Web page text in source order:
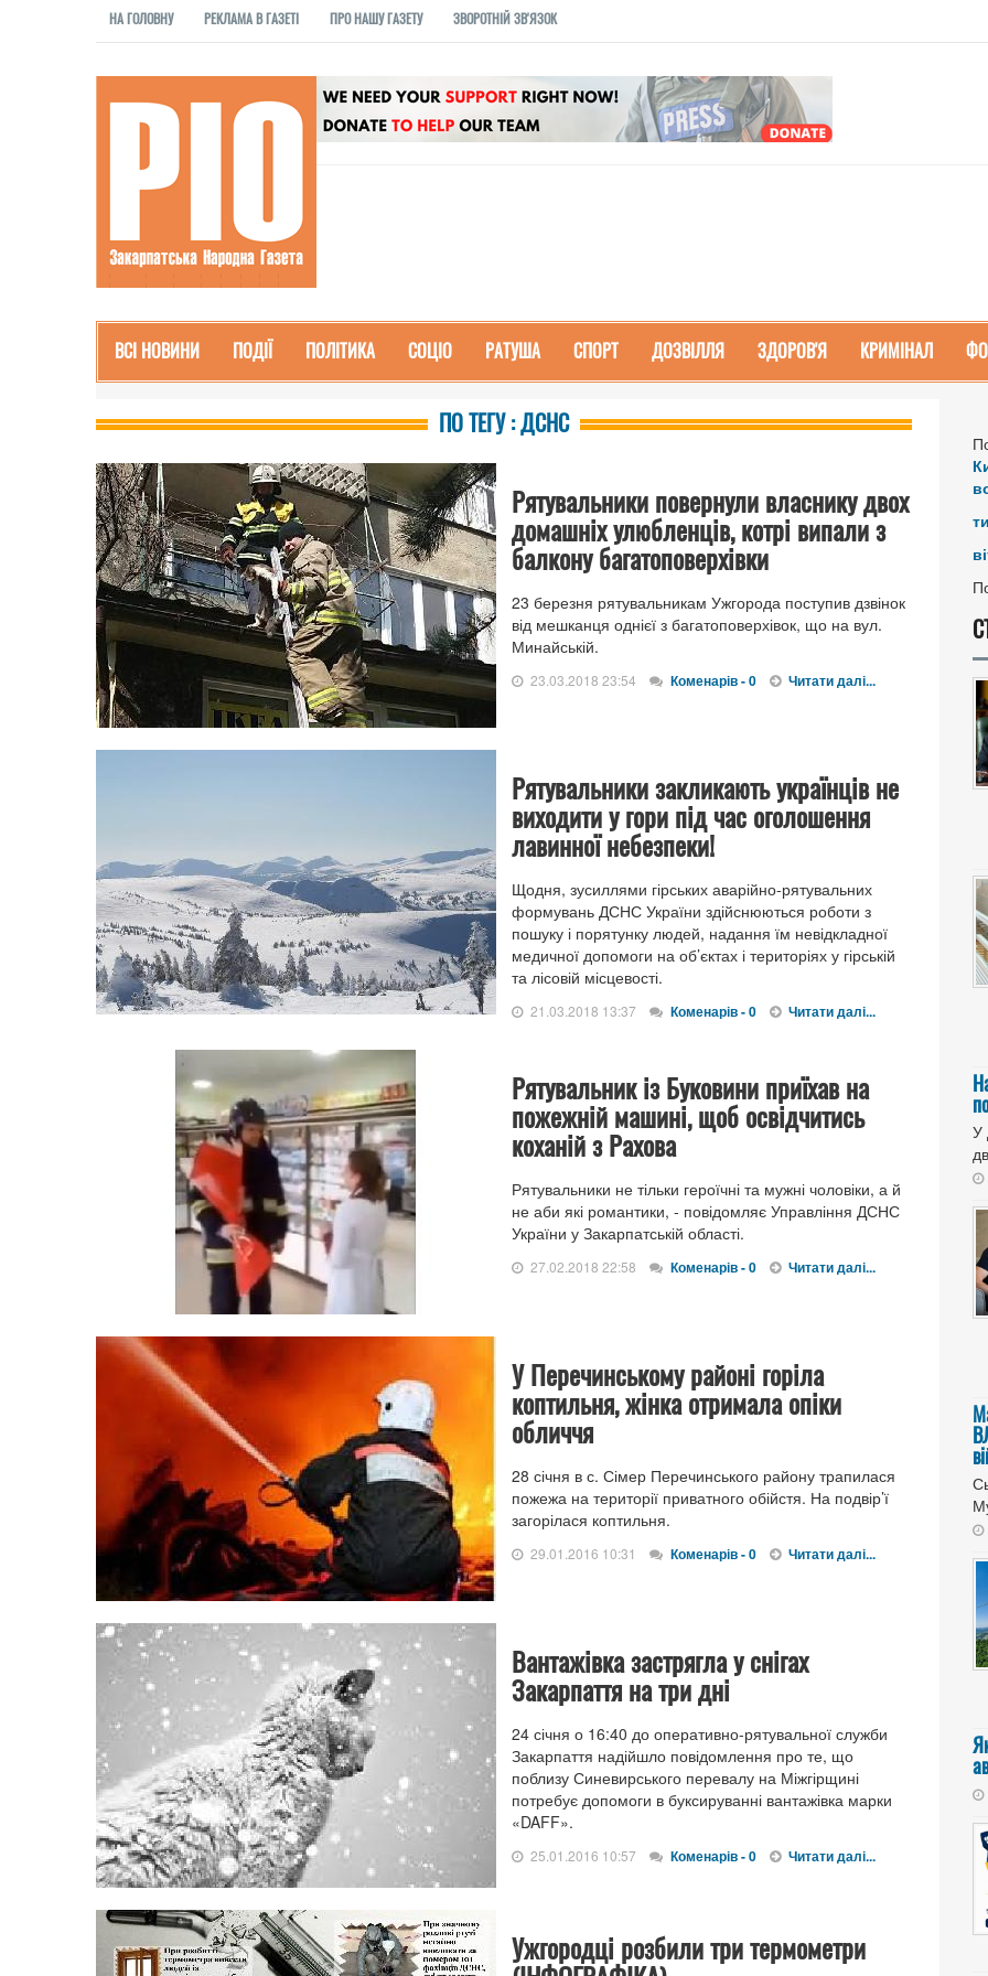
НА ГОЛОВНУ РЕКЛАМА В ГАЗЕТІ ПРО НАШУ ГАЗЕТУ ЗВОРОТНІЙ ЗВ'ЯЗОК
ВСІ НОВИНИ ПОДІЇ ПОЛІТИКА СОЦІО РАТУША СПОРТ ДОЗВІЛЛЯ ЗДОРОВ'Я КРИМІНАЛ
ПО ТЕГУ : ДСНС
Рятувальники повернули власнику двох
домашніх улюбленців, котрі випали з
балкону багатоповерхівки
23 березня рятувальникам Ужгорода поступив дзвінок
від мешканця однієї з багатоповерхівок, що на вул.
Минайській.
23.03.2018 23:54 Коменарів - 0 Читати далі...
Рятувальники закликають українців не
виходити у гори під час оголошення
лавинної небезпеки!
Щодня, зусиллями гірських аварійно-рятувальних
формувань ДСНС України здійснюються роботи з
пошуку і порятунку людей, надання їм невідкладної
медичної допомоги на об’єктах і територіях у гірській
та лісовій місцевості.
21.03.2018 13:37 Коменарів - 0 Читати далі...
Рятувальник із Буковини приїхав на
пожежній машині, щоб освідчитись
коханій з Рахова
Рятувальники не тільки героїчні та мужні чоловіки, а й
не аби які романтики, - повідомляє Управління ДСНС
України у Закарпатській області.
27.02.2018 22:58 Коменарів - 0 Читати далі...
У Перечинському районі горіла
коптильня, жінка отримала опіки
обличчя
28 січня в с. Сімер Перечинського району трапилася
пожежа на території приватного обійстя. На подвір’ї
загорілася коптильня.
29.01.2016 10:31 Коменарів - 0 Читати далі...
Вантажівка застрягла у снігах
Закарпаття на три дні
24 січня о 16:40 до оперативно-рятувальної служби
Закарпаття надійшло повідомлення про те, що
поблизу Синевирського перевалу на Міжгірщині
потребує допомоги в буксируванні вантажівка марки
«DAFF».
25.01.2016 10:57 Коменарів - 0 Читати далі...
Ужгородці розбили три термометри
У